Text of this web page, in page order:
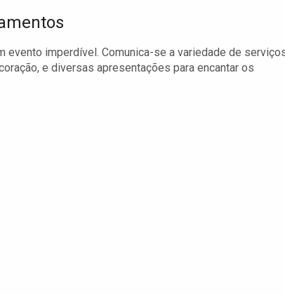
evento imperdível. Comunica-se a variedade de
e diversas apresentações para encantar os